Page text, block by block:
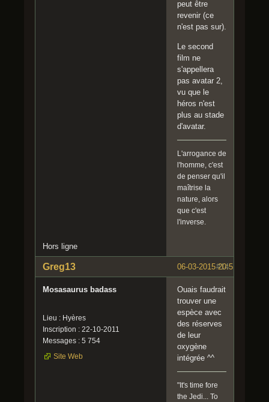
peut être
revenir (ce
n'est pas sur).
Le second
film ne
s'appellera
pas avatar 2,
vu que le
héros n'est
plus au stade
d'avatar.
L'arrogance de
l'homme, c'est
de penser qu'il
maîtrise la
nature, alors
que c'est
l'inverse.
Hors ligne
#14
06-03-2015 20:51:41
Greg13
Mosasaurus badass
Lieu : Hyères
Inscription : 22-10-2011
Messages : 5 754
Site Web
Ouais faudrait
trouver une
espèce avec
des réserves
de leur
oxygène
intégrée ^^
"It's time fore
the Jedi... To